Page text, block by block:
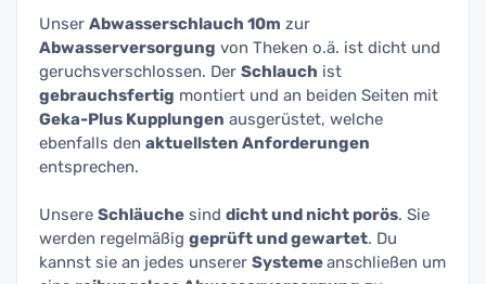
Unser Abwasserschlauch 10m zur
Abwasserversorgung von Theken o.ä. ist dicht und
geruchsverschlossen. Der Schlauch ist
gebrauchsfertig montiert und an beiden Seiten mit
Geka-Plus Kupplungen ausgerüstet, welche
ebenfalls den aktuellsten Anforderungen
entsprechen.
Unsere Schläuche sind dicht und nicht porös. Sie
werden regelmäßig geprüft und gewartet. Du
kannst sie an jedes unserer Systemeanschließen um